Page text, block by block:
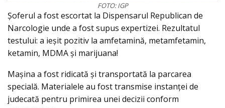
FOTO: IGP
Șoferul a fost escortat la Dispensarul Republican de
Narcologie unde a fost supus expertizei. Rezultatul
testului: a ieșit pozitiv la amfetamină, metamfetamin,
ketamin, MDMA și marijuana!
Mașina a fost ridicată și transportată la parcarea
specială. Materialele au fost transmise instanței de
judecată pentru primirea unei decizii conform